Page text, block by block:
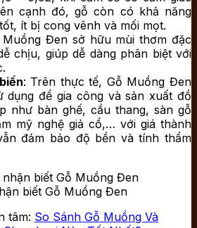
cạnh đó, gỗ còn có khả năng
ít bị cong vênh và mối mọt.
Muồng Đen sở hữu mùi thơm đặc
chịu, giúp dễ dàng phân biệt với
: Trên thực tế, Gỗ Muồng Đen
dụng để gia công và sản xuất đồ
như bàn ghế, cầu thang, sàn gỗ
mỹ nghệ giả cổ,… với giá thành
đảm bảo độ bền và tính thẩm
biết Gỗ Muồng Đen
tâm: So Sánh Gỗ Muồng Và